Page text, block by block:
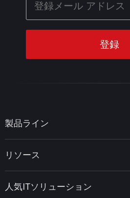
製品ライン
MiniTool Power Data Recovery
MiniTool PDF Editor
リソース
データ復元ヒント
人気ITソリューション